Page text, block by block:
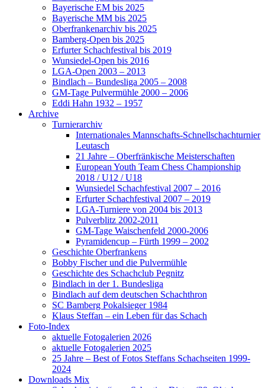
Bayerische EM bis 2025
Bayerische MM bis 2025
Oberfrankenarchiv bis 2025
Bamberg-Open bis 2025
Erfurter Schachfestival bis 2019
Wunsiedel-Open bis 2016
LGA-Open 2003 – 2013
Bindlach – Bundesliga 2005 – 2008
GM-Tage Pulvermühle 2000 – 2006
Eddi Hahn 1932 – 1957
Archive
Turnierarchiv
Internationales Mannschafts-Schnellschachturnier
Leutasch
21 Jahre – Oberfränkische Meisterschaften
European Youth Team Chess Championship
2018 / U12 / U18
Wunsiedel Schachfestival 2007 – 2016
Erfurter Schachfestival 2007 – 2019
LGA-Turniere von 2004 bis 2013
Pulverblitz 2002-2011
GM-Tage Waischenfeld 2000-2006
Pyramidencup – Fürth 1999 – 2002
Geschichte Oberfrankens
Bobby Fischer und die Pulvermühle
Geschichte des Schachclub Pegnitz
Bindlach in der 1. Bundesliga
Bindlach auf dem deutschen Schachthron
SC Bamberg Pokalsieger 1984
Klaus Steffan – ein Leben für das Schach
Foto-Index
aktuelle Fotogalerien 2026
aktuelle Fotogalerien 2025
25 Jahre – Best of Fotos Steffans Schachseiten 1999-
2024
Downloads Mix